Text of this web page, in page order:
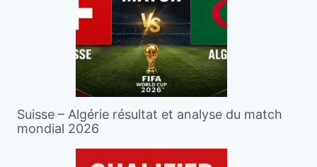
Suisse – Algérie résultat et analyse du match
mondial 2026